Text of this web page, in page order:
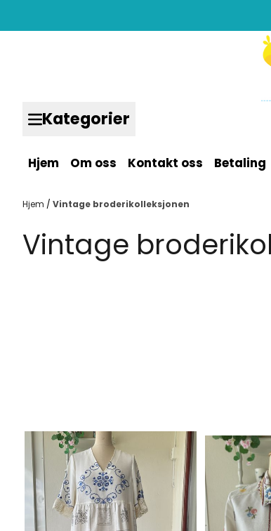
Kategorier
Hjem Om oss Kontakt oss Betaling
Hjem / Vintage broderikolleksjonen
Vintage